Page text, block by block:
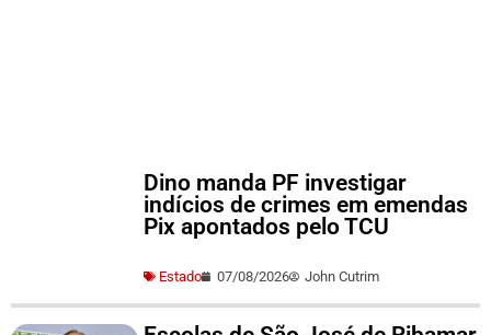
Dino manda PF investigar
indícios de crimes em emendas
Pix apontados pelo TCU
Estado 07/08/2026 John Cutrim